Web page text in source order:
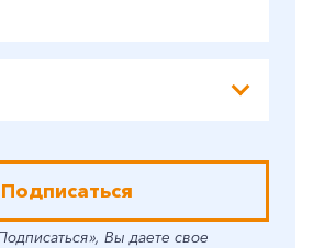
Подписаться
Вы даете свое